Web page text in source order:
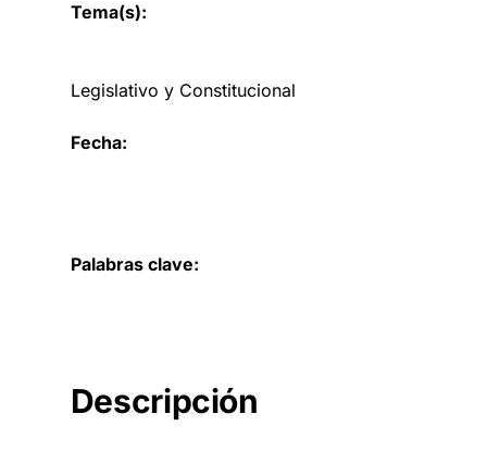
Tema(s):
Legislativo y Constitucional
Fecha:
Palabras clave:
Descripción